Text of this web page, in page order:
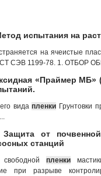
испытания на
на ячеистые
СТ СЭВ 1199-78. 1. ОТБОР
«Праймер
видапленки Грунтовки
от почвенной
станций
пленки
при разрыве